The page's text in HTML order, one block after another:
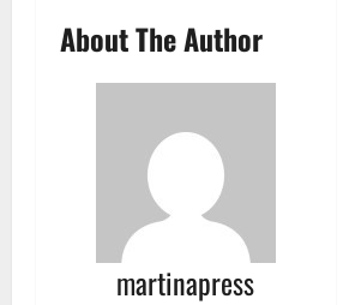
About The Author
martinapress